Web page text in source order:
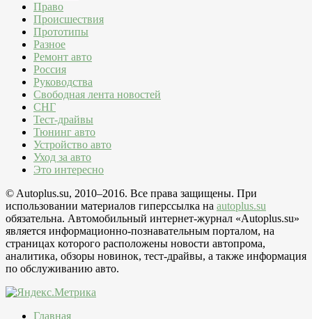
Право
Происшествия
Прототипы
Разное
Ремонт авто
Россия
Руководства
Свободная лента новостей
СНГ
Тест-драйвы
Тюнинг авто
Устройство авто
Уход за авто
Это интересно
© Autoplus.su, 2010–2016. Все права защищены. При
использовании материалов гиперссылка на autoplus.su
обязательна. Автомобильный интернет-журнал «Autoplus.su»
является информационно-познавательным порталом, на
страницах которого расположены новости автопрома,
аналитика, обзоры новинок, тест-драйвы, а также информация
по обслуживанию авто.
Главная